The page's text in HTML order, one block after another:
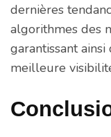
dernières
algorithmes des
garantissant
meilleure